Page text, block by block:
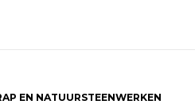
EN NATUURSTEENWERKEN